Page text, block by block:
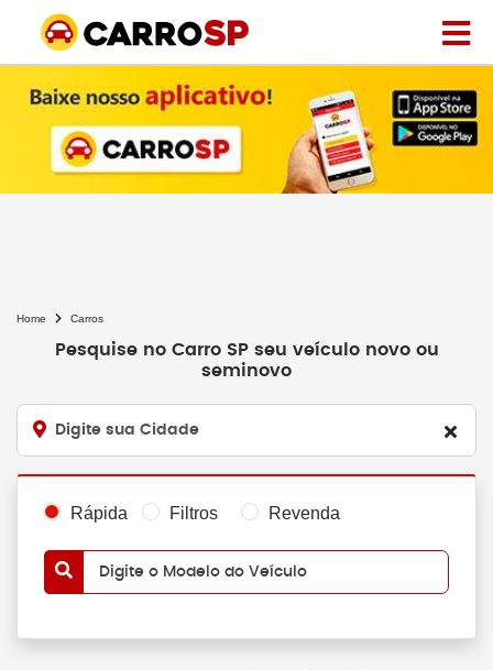
Home Carros
Pesquise no Carro SP seu veículo novo ou
seminovo
Digite sua Cidade
Rápida Filtros Revenda
Digite o Modelo do Veículo